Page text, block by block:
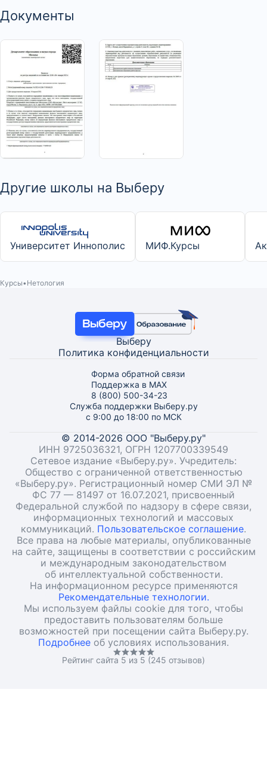
Документы
Другие школы на Выберу
Университет Иннополис МИФ.Курсы
Курсы Нетология
Выберу
Политика конфиденциальности
Форма обратной связи
Поддержка в MAX
8 (800) 500-34-23
Служба поддержки Выберу.ру
с 9:00 до 18:00 по МСК
© 2014-2026 ООО "Выберу.ру"
ИНН 9725036321, ОГРН 1207700339549
Сетевое издание «Выберу.ру». Учредитель:
Общество с ограниченной ответственностью
«Выберу.ру». Регистрационный номер СМИ ЭЛ №
ФС 77 — 81497 от 16.07.2021, присвоенный
Федеральной службой по надзору в сфере связи,
информационных технологий и массовых
коммуникаций. Пользовательское соглашение.
Все права на любые материалы, опубликованные
на сайте, защищены в соответствии с российским
и международным законодательством
об интеллектуальной собственности.
На информационном ресурсе применяются
Рекомендательные технологии.
Мы используем файлы cookie для того, чтобы
предоставить пользователям больше
возможностей при посещении сайта Выберу.ру.
Подробнее об условиях использования.
Рейтинг сайта 5 из 5 (245 отзывов)